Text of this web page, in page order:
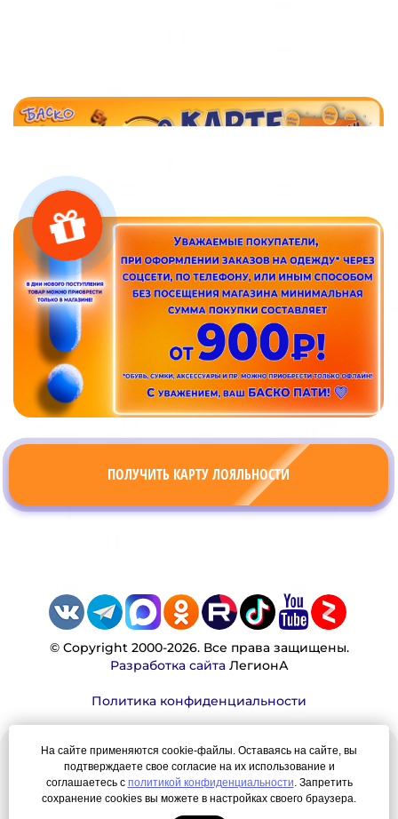
ПОЛУЧИТЬ КАРТУ ЛОЯЛЬНОСТИ
© Copyright 2000-2026. Все права защищены.
Разработка сайтаЛегионА
Политика конфиденциальности
Наша миссия:
Мы — честно, много, давно продаем вещи,
На сайте применяются cookie-файлы. Оставаясь на сайте, вы
подтверждаете свое согласие на их использование и
соглашаетесь с политикой конфиденциальности. Запретить
сохранение cookies вы можете в настройках своего браузера.